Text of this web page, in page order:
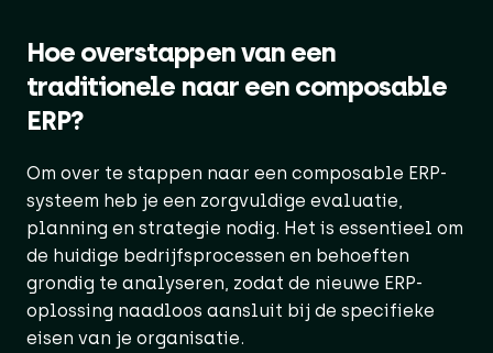
Hoe overstappen van een
traditionele naar een composable
ERP?
Om over te stappen naar een composable ERP-
systeem heb je een zorgvuldige evaluatie,
planning en strategie nodig. Het is essentieel om
de huidige bedrijfsprocessen en behoeften
grondig te analyseren, zodat de nieuwe ERP-
oplossing naadloos aansluit bij de specifieke
eisen van je organisatie.